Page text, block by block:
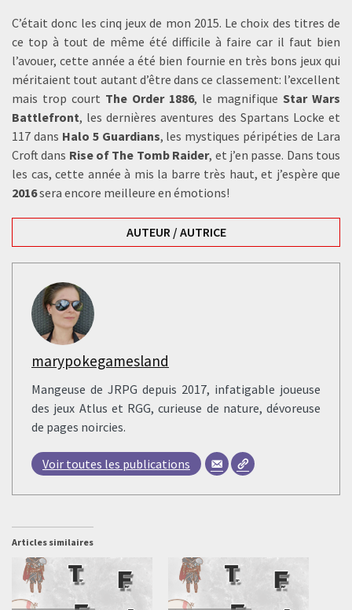
C’était donc les cinq jeux de mon 2015. Le choix des titres de
ce top à tout de même été difficile à faire car il faut bien
l’avouer, cette année a été bien fournie en très bons jeux qui
méritaient tout autant d’être dans ce classement: l’excellent
mais trop court The Order 1886, le magnifique Star Wars
Battlefront, les dernières aventures des Spartans Locke et
117 dans Halo 5 Guardians, les mystiques péripéties de Lara
Croft dans Rise of The Tomb Raider, et j’en passe. Dans tous
les cas, cette année à mis la barre très haut, et j’espère que
2016sera encore meilleure en émotions!
AUTEUR / AUTRICE
marypokegamesland
Mangeuse de JRPG depuis 2017, infatigable joueuse
des jeux Atlus et RGG, curieuse de nature, dévoreuse
de pages noircies.
Voir toutes les publications
Articles similaires